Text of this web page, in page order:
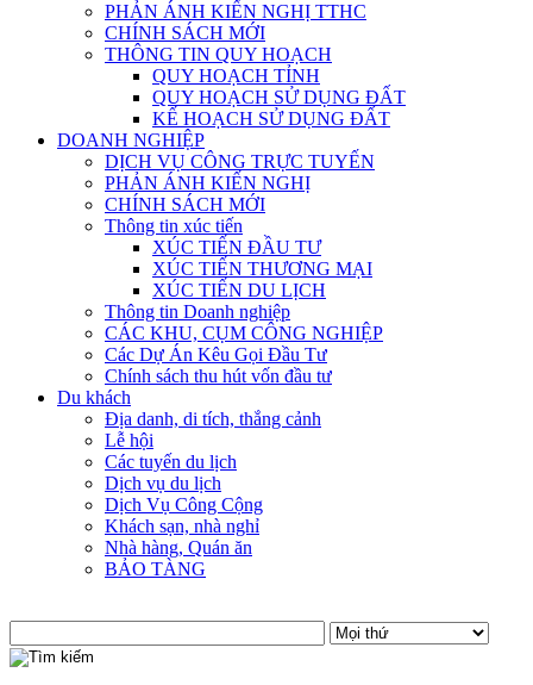
PHẢN ÁNH KIẾN NGHỊ TTHC
CHÍNH SÁCH MỚI
THÔNG TIN QUY HOẠCH
QUY HOẠCH TỈNH
QUY HOẠCH SỬ DỤNG ĐẤT
KẾ HOẠCH SỬ DỤNG ĐẤT
DOANH NGHIỆP
DỊCH VỤ CÔNG TRỰC TUYẾN
PHẢN ÁNH KIẾN NGHỊ
CHÍNH SÁCH MỚI
Thông tin xúc tiến
XÚC TIẾN ĐẦU TƯ
XÚC TIẾN THƯƠNG MẠI
XÚC TIẾN DU LỊCH
Thông tin Doanh nghiệp
CÁC KHU, CỤM CÔNG NGHIỆP
Các Dự Án Kêu Gọi Đầu Tư
Chính sách thu hút vốn đầu tư
Du khách
Địa danh, di tích, thắng cảnh
Lễ hội
Các tuyến du lịch
Dịch vụ du lịch
Dịch Vụ Công Cộng
Khách sạn, nhà nghỉ
Nhà hàng, Quán ăn
BẢO TÀNG